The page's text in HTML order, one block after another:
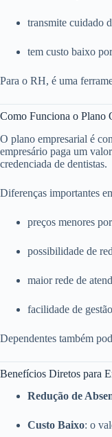
transmite cuidado
tem custo baixo
Para o RH, é uma
Como Funciona o Plano
O plano empresarial é
empresário paga um
credenciada de dentistas.
Diferenças importantes
preços menores
possibilidade de
maior rede de
facilidade de
Dependentes também
Benefícios Diretos para
Redução de
Custo Baixo: o